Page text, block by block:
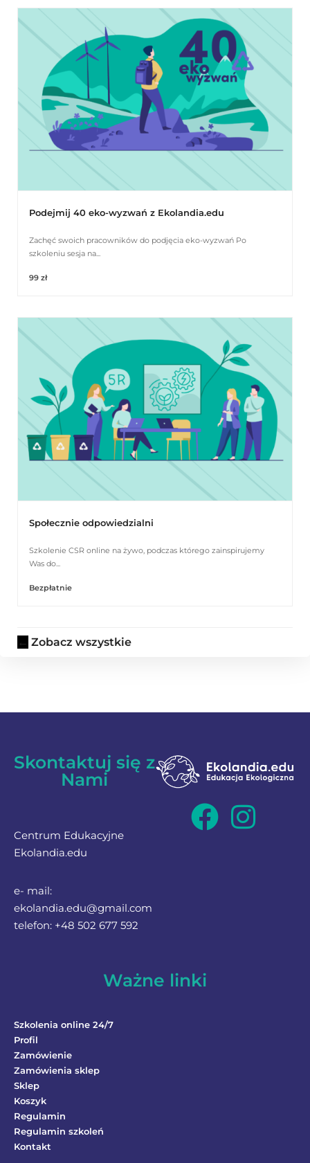
Podejmij 40 eko-wyzwań z Ekolandia.edu
Zachęć swoich pracowników do podjęcia eko-wyzwań Po
szkoleniu sesja na...
99 zł
Społecznie odpowiedzialni
Szkolenie CSR online na żywo, podczas którego zainspirujemy
Was do...
Bezpłatnie
Zobacz wszystkie
Skontaktuj się z
Nami
Centrum Edukacyjne
Ekolandia.edu
e- mail:
ekolandia.edu@gmail.com
telefon: +48 502 677 592
Ważne linki
Szkolenia online 24/7
Profil
Zamówienie
Zamówienia sklep
Sklep
Koszyk
Regulamin
Regulamin szkoleń
Kontakt